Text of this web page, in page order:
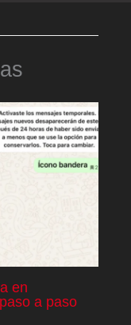
en
a paso